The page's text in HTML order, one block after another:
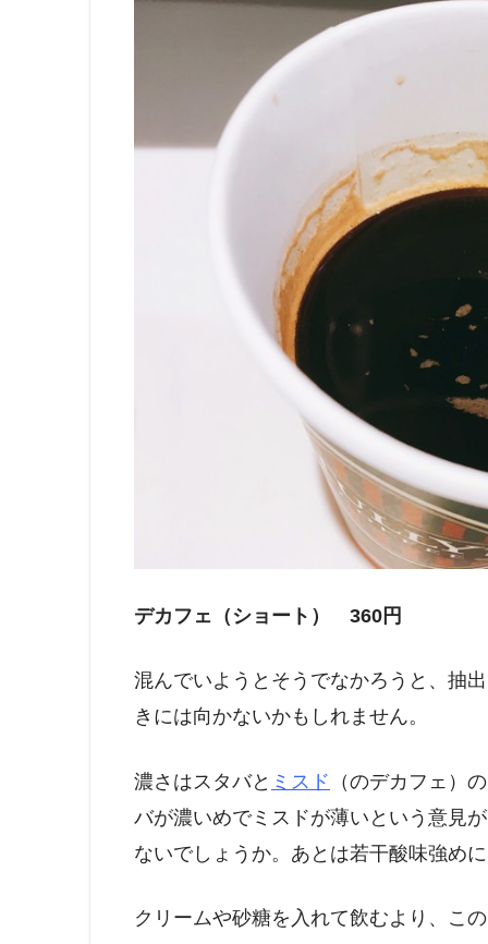
デカフェ（ショート） 360円
混んでいようとそうでなかろうと、抽
きには向かないかもしれません。
濃さはスタバと ミスド （のデカフェ）
バが濃いめでミスドが薄いという意見
ないでしょうか。あとは若干酸味強め
クリームや砂糖を入れて飲むより、こ